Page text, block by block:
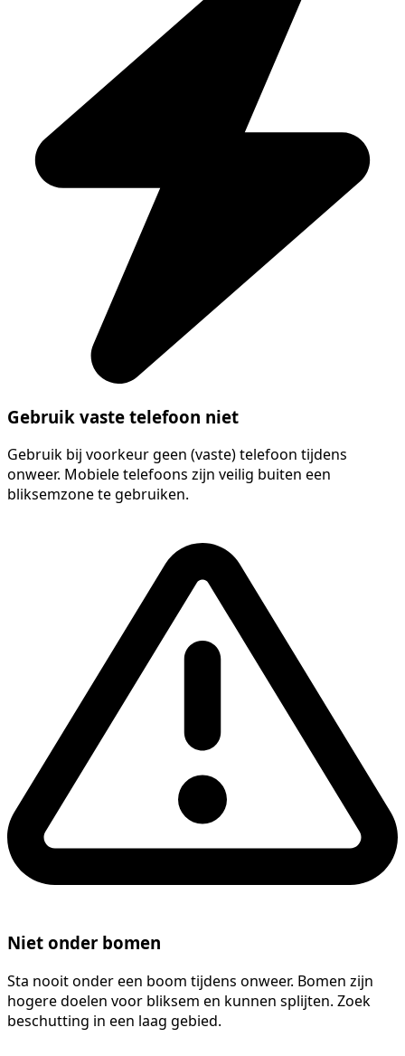
Gebruik vaste telefoon niet
Gebruik bij voorkeur geen (vaste) telefoon tijdens
onweer. Mobiele telefoons zijn veilig buiten een
bliksemzone te gebruiken.
Niet onder bomen
Sta nooit onder een boom tijdens onweer. Bomen zijn
hogere doelen voor bliksem en kunnen splijten. Zoek
beschutting in een laag gebied.